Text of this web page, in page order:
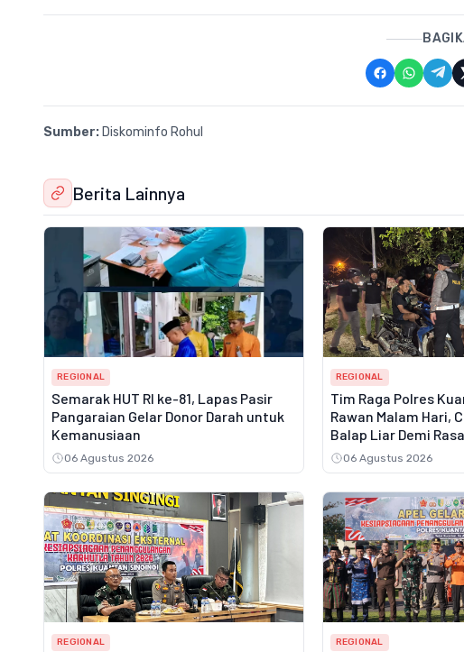
Sumber: Diskominfo Rohul
Berita Lainnya
REGIONAL
Semarak HUT RI ke-81, Lapas Pasir
Pangaraian Gelar Donor Darah untuk
Kemanusiaan
06 Agustus 2026
REGIONAL
Tim Raga Polres
Rawan Malam Hari,
Balap Liar Demi
Masyarakat
06 Agustus 2026
REGIONAL REGIONAL